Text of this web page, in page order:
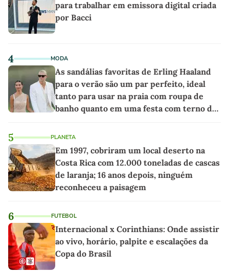
para trabalhar em emissora digital criada
por Bacci
4 MODA
As sandálias favoritas de Erling Haaland
para o verão são um par perfeito, ideal
tanto para usar na praia com roupa de
banho quanto em uma festa com terno de
5 PLANETA
Em 1997, cobriram um local deserto na
Costa Rica com 12.000 toneladas de cascas
de laranja; 16 anos depois, ninguém
reconheceu a paisagem
6 FUTEBOL
Internacional x Corinthians: Onde assistir
ao vivo, horário, palpite e escalações da
Copa do Brasil